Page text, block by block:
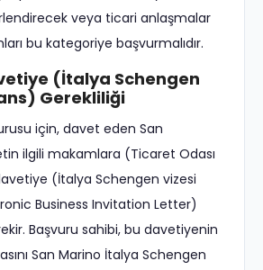
veya ticari anlaşmalar
bu kategoriye başvurmalıdır.
(İtalya Schengen
Gerekliliği
için, davet eden San
ilgili makamlara (Ticaret Odası
(İtalya Schengen vizesi
Business Invitation Letter)
Başvuru sahibi, bu davetiyenin
San Marino İtalya Schengen